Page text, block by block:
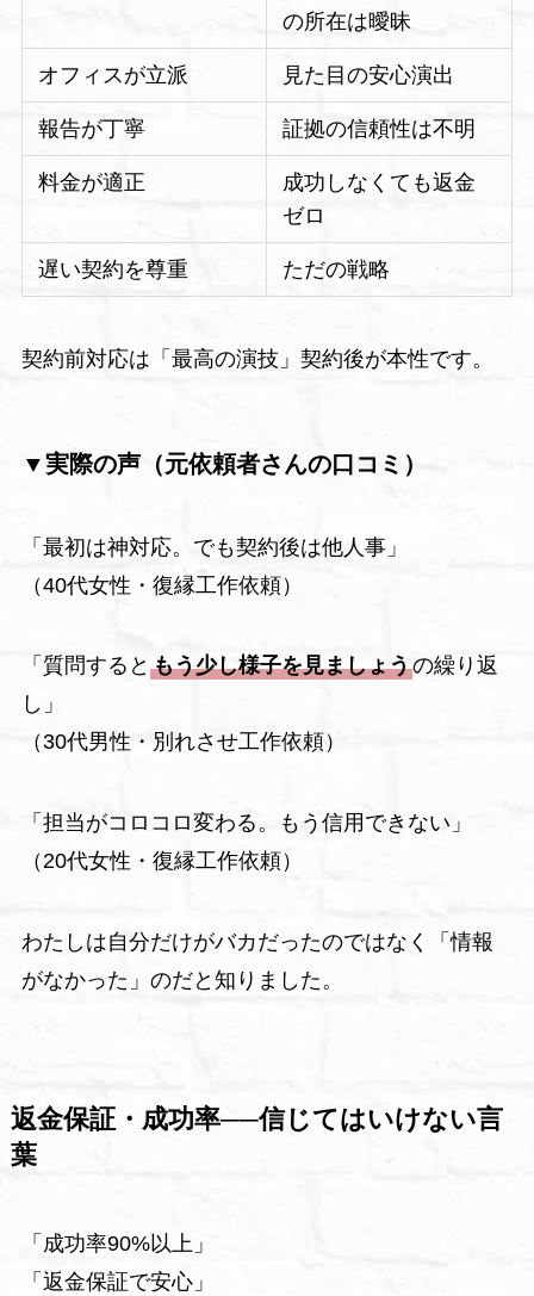
の所在は曖昧
オフィスが立派 見た目の安心演出
報告が丁寧 証拠の信頼性は不明
料金が適正
成功しなくても返金
ゼロ
遅い契約を尊重 ただの戦略
契約前対応は「最高の演技」契約後が本性です。
▼実際の声（元依頼者さんの口コミ）
「最初は神対応。でも契約後は他人事」
（40代女性・復縁工作依頼）
「質問すると もう少し様子を見ましょうの繰り返
し」
（30代男性・別れさせ工作依頼）
「担当がコロコロ変わる。もう信用できない」
（20代女性・復縁工作依頼）
わたしは自分だけがバカだったのではなく「情報
がなかった」のだと知りました。
返金保証・成功率──信じてはいけない言
葉
「成功率90%以上」
「返金保証で安心」